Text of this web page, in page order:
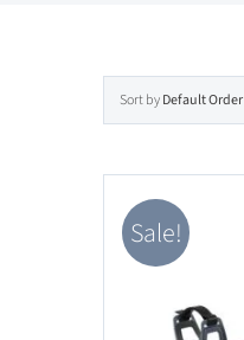
Sort byDefault Order
Sale!